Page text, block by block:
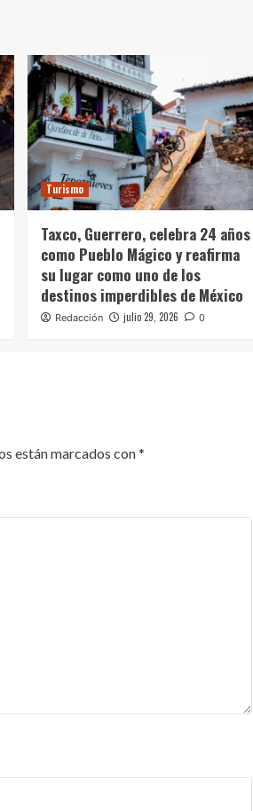
Turismo
Taxco, Guerrero, celebra 24 años
como Pueblo Mágico y reafirma
su lugar como uno de los
destinos imperdibles de México
Redacción julio 29, 2026 0
están marcados con*